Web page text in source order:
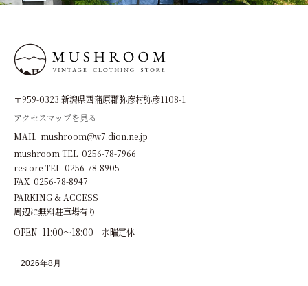
〒959-0323 新潟県西蒲原郡弥彦村弥彦1108-1
アクセスマップを見る
MAIL mushroom@w7.dion.ne.jp
mushroom TEL 0256-78-7966
restore TEL 0256-78-8905
FAX 0256-78-8947
PARKING & ACCESS
周辺に無料駐車場有り
OPEN 11:00～18:00 水曜定休
2026年8月